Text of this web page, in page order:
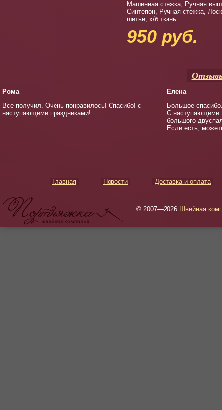
Машинная стежка, Ручная
Синтепон, Ручная стежка,
шитье, х/б ткань
950 руб.
Рома
Все получил. Очень понравилось! Спасибо! с
наступающими праздниками!
Елена
Большое
С наступающими
большого
Если есть,
Главная Новости Доставка и оплата
© 2007—2026 Швейная